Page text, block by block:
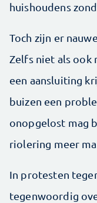
huishoudens
Toch zijn er
Zelfs niet als ook
een aansluiting
buizen een
onopgelost mag
riolering meer
In protesten
tegenwoordig